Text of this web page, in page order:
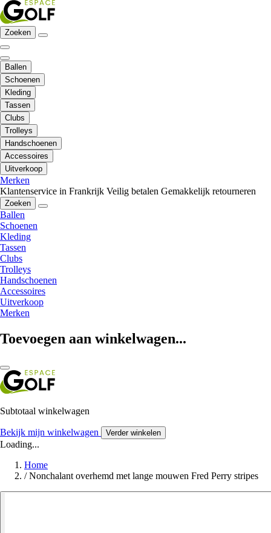
Zoeken
Ballen
Schoenen
Kleding
Tassen
Clubs
Trolleys
Handschoenen
Accessoires
Uitverkoop
Merken
Klantenservice in Frankrijk Veilig betalen Gemakkelijk retourneren
Zoeken
Ballen
Schoenen
Kleding
Tassen
Clubs
Trolleys
Handschoenen
Accessoires
Uitverkoop
Merken
Toevoegen aan winkelwagen...
Subtotaal winkelwagen
Bekijk mijn winkelwagen Verder winkelen
Loading...
Home
/ Nonchalant overhemd met lange mouwen Fred Perry stripes